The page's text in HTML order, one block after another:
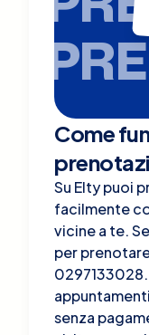
Come
Su Elty puoi
facilmente
vicine a te.
per
senza